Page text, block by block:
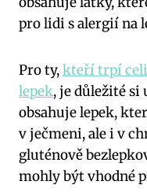
pro lidi s alergií na
Pro ty,kteří trpí
lepek, je důležité si
obsahuje lepek,
v ječmeni, ale i v
gluténově
mohly být vhodné